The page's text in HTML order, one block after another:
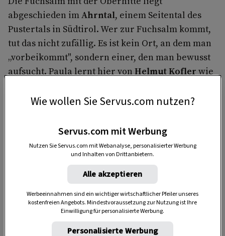
abgeschieden imAhrntal, einem Seitental des
Pustertals in Südtirol. Wer zur Fuchsalm kommt,
tut das nicht zufällig. Es ist kein Ort, an dem man
„vorbeikommt", sondern einer, den man bewusst
aufsucht. Paula lernt hier von Helmut Kofler wie
Rezepturherstellt. Diesen verwendet sie um
Wie wollen Sie Servus.com nutzen?
Servus.com mit Werbung
Nutzen Sie Servus.com mit Webanalyse, personalisierter Werbung
und Inhalten von Drittanbietern.
Alle akzeptieren
Werbeeinnahmen sind ein wichtiger wirtschaftlicher Pfeiler unseres
kostenfreien Angebots. Mindestvoraussetzung zur Nutzung ist Ihre
Einwilligung für personalisierte Werbung.
Personalisierte Werbung